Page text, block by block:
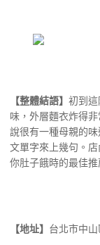
【整體結語】 初到
味，外層麵衣炸得
說很有一種母親的
文單字來上幾句。
你肚子餓時的最佳
【地址】 台北市中